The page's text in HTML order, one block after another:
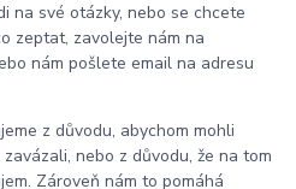
na své otázky, nebo se chcete
zeptat, zavolejte nám na
nám pošlete email na adresu
z důvodu, abychom mohli
nebo z důvodu, že na tom
Zároveň nám to pomáhá